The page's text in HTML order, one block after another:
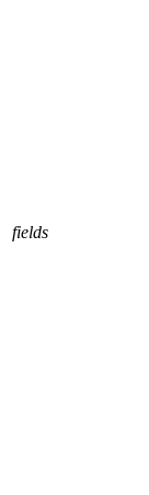
fields